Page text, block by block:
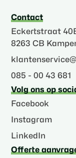
Contact
Eckertstraat
8263 CB
085 - 00 43 681
Volg ons op
Facebook
Instagram
LinkedIn
Offerte